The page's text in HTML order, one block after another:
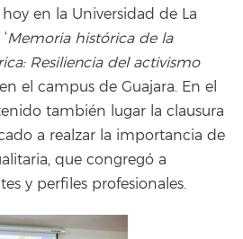
en la Universidad de La
Memoria histórica de la
Resiliencia del activismo
el campus de Guajara. En el
también lugar la clausura
a realzar la importancia de
que congregó a
y perfiles profesionales.